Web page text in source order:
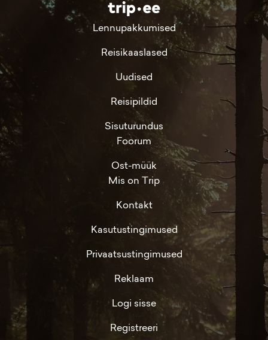
Lennupakkumised
Reisikaaslased
Uudised
Reisipildid
Sisuturundus
Foorum
Ost-müük
Mis on Trip
Kontakt
Kasutustingimused
Privaatsustingimused
Reklaam
Logi sisse
Registreeri